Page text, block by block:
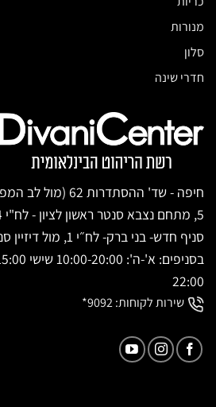
מנורות
סלון
חדרי שינה
חיפה - שד'
סניף חדש- בני ברק-
22:00
שירות לקוחות:9092*